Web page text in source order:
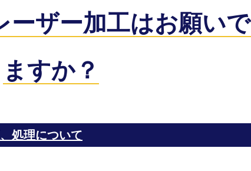
ーザー加工はお願い
ますか？
処理について